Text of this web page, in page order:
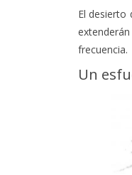
El desierto
frecuencia.
Un